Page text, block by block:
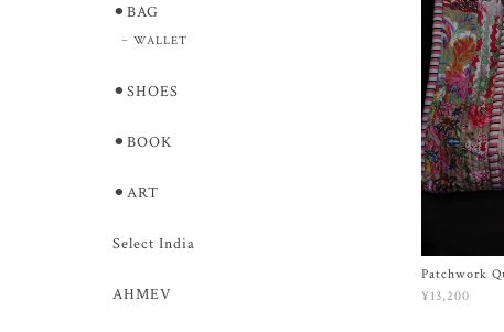
Patchwork
¥13,200
⚫︎BAG
WALLET
⚫︎SHOES
⚫︎BOOK
⚫︎ART
Select India
AHMEV